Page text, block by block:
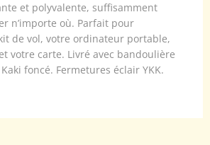
et polyvalente, suffisamment
n’importe où. Parfait pour
de vol, votre ordinateur portable,
votre carte. Livré avec bandoulière
foncé. Fermetures éclair YKK.